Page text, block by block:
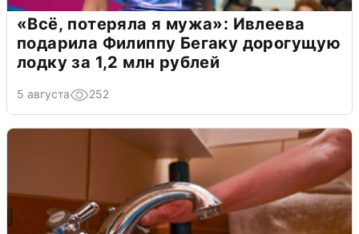
«Всё, потеряла я мужа»: Ивлеева
подарила Филиппу Бегаку дорогущую
лодку за 1,2 млн рублей
5 августа 252